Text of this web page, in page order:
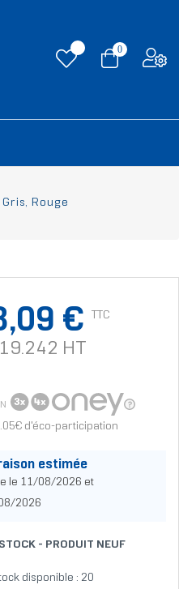
0
Rouge
€ TTC
19.242 HT
d'éco-participation
estimée
le 11/08/2026 et
2026
- PRODUIT NEUF
disponible : 20